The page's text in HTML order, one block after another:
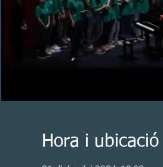
Hora i ubicació